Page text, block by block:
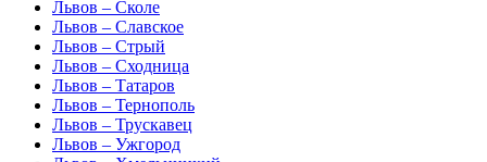
Львов – Сколе
Львов – Славское
Львов – Стрый
Львов – Сходница
Львов – Татаров
Львов – Тернополь
Львов – Трускавец
Львов – Ужгород